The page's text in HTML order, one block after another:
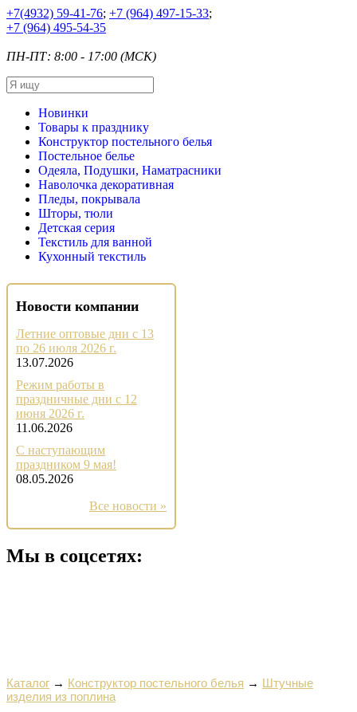
+7(4932) 59-41-76; +7 (964) 497-15-33;
+7 (964) 495-54-35
ПН-ПТ: 8:00 - 17:00 (МСК)
Новинки
Товары к празднику
Конструктор постельного белья
Постельное белье
Одеяла, Подушки, Наматрасники
Наволочка декоративная
Пледы, покрывала
Шторы, тюли
Детская серия
Текстиль для ванной
Кухонный текстиль
Новости компании
Летние оптовые дни с 13
по 26 июля 2026 г.
13.07.2026
Режим работы в
праздничные дни с 12
июня 2026 г.
11.06.2026
С наступающим
праздником 9 мая!
08.05.2026
Все новости »
Мы в соцсетях:
Каталог → Конструктор постельного белья → Штучные
изделия из поплина